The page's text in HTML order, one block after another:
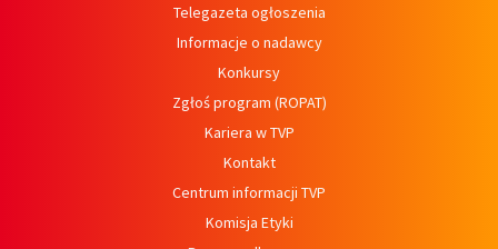
Telegazeta ogłoszenia
Informacje o nadawcy
Konkursy
Zgłoś program (ROPAT)
Kariera w TVP
Kontakt
Centrum informacji TVP
Komisja Etyki